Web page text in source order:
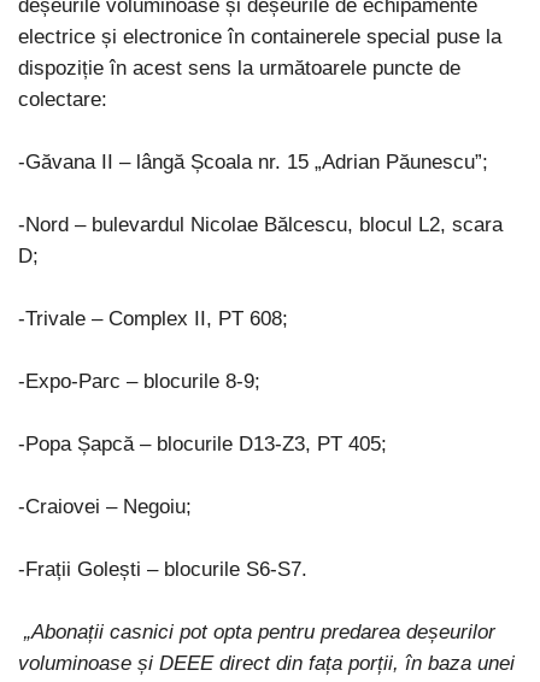
deșeurile voluminoase și deșeurile de echipamente
electrice și electronice în containerele special puse la
dispoziție în acest sens la următoarele puncte de
colectare:
-Găvana II – lângă Școala nr. 15 „Adrian Păunescu”;
-Nord – bulevardul Nicolae Bălcescu, blocul L2, scara
D;
-Trivale – Complex II, PT 608;
-Expo-Parc – blocurile 8-9;
-Popa Șapcă – blocurile D13-Z3, PT 405;
-Craiovei – Negoiu;
-Frații Golești – blocurile S6-S7.
„Abonații casnici pot opta pentru predarea deșeurilor
voluminoase și DEEE direct din fața porții, în baza unei